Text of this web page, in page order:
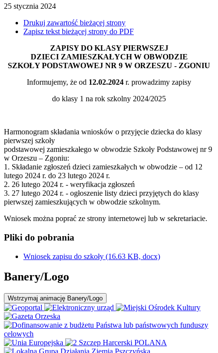
25 stycznia 2024
Drukuj zawartość bieżącej strony
Zapisz tekst bieżącej strony do PDF
ZAPISY DO KLASY PIERWSZEJ
DZIECI ZAMIESZKAŁYCH W OBWODZIE
SZKOŁY PODSTAWOWEJ NR 9 W ORZESZU - ZGONIU
Informujemy, że od 12.02.2024 r. prowadzimy zapisy
do klasy 1 na rok szkolny 2024/2025
Harmonogram składania wniosków o przyjęcie dziecka do klasy
pierwszej szkoły
podstawowej zamieszkałego w obwodzie Szkoły Podstawowej nr 9
w Orzeszu – Zgoniu:
1. Składanie zgłoszeń dzieci zamieszkałych w obwodzie – od 12
lutego 2024 r. do 23 lutego 2024 r.
2. 26 lutego 2024 r. - weryfikacja zgłoszeń
3. 27 lutego 2024 r. - ogłoszenie listy dzieci przyjętych do klasy
pierwszej zamieszkujących w obwodzie szkolnym.
Wniosek można poprać ze strony internetowej lub w sekretariacie.
Pliki do pobrania
Wniosek zapisu do szkoły (16.63 KB, docx)
Banery/Logo
Wstrzymaj animację Banery/Logo